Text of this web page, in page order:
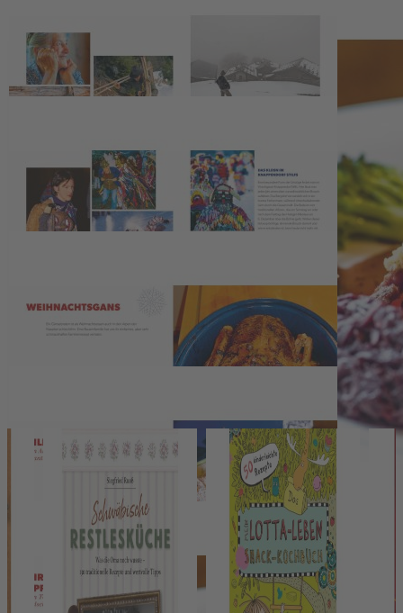
oder im Handel kaufen
Zur Wunschliste hinzufügen
Sofort lieferbar
Mit festlichen Rezepten, alten Bräuchen und Traditionen durch die
Adventszeit
Stimmung und die Emotionen für die besinnliche Jahreszeit bringt
uns dieses Buch nach Hause und lässt »Im dreaming of a white
Christmas« Wirklichkeit werden: In den Alpen kann man inmitten
verschneiter Berge richtig stimmungsvoll Weihnachten feiern. Von
der Adventszeit über die Feiertage, die Zeit zwischen den Jahren bis
zu Silvester, Neujahr und Dreikönig zeigt dieses Buch die urigsten
Traditionen und besten Rezepte aus der Bergwelt. Folgen Sie uns
zum Klosn-Lauf in Stilfs oder zum Scheibenschlagen im Vinschgau
und genießen Sie klassische Weihnachtsgans, Schlutzkrapfen und
Wir haben andere Produkte gefunden, die Ihnen gefallen